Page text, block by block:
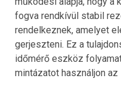
fogva rendkívül stabil
rendelkeznek, amelyet
gerjeszteni. Ez a
időmérő eszköz
mintázatot használjon